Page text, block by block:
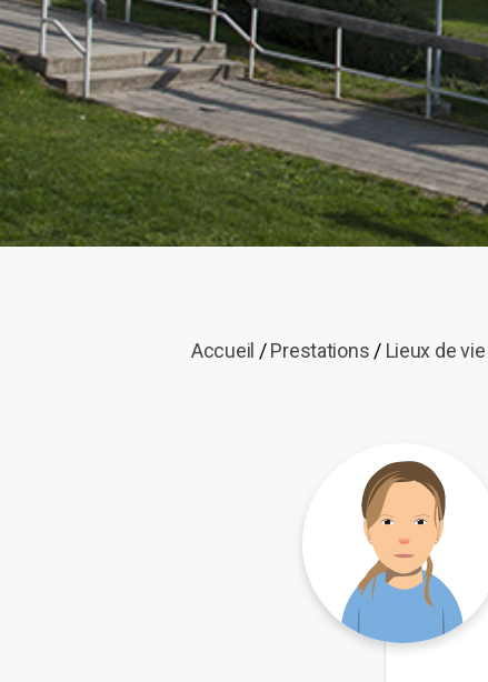
Accueil /Prestations / Lieux de vie